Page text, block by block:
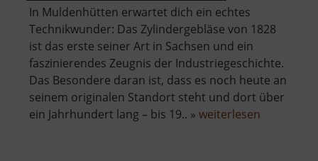
In Muldenhütten erwartet dich ein echtes
Technikwunder: Das Zylindergebläse von 1828
ist das erste seiner Art in Sachsen und ein
faszinierendes Zeugnis der Industriegeschichte.
Das Besondere daran ist, dass es noch heute an
seinem originalen Standort steht und dort über
ein Jahrhundert lang – bis 19.. » weiterlesen